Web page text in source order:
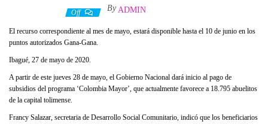
Off By ADMIN
El recurso correspondiente al mes de mayo, estará disponible hasta el 10 de junio en los
puntos autorizados Gana-Gana.
Ibagué, 27 de mayo de 2020.
A partir de este jueves 28 de mayo, el Gobierno Nacional dará inicio al pago de
subsidios del programa ‘Colombia Mayor’, que actualmente favorece a 18.795 abuelitos
de la capital tolimense.
Francy Salazar, secretaria de Desarrollo Social Comunitario, indicó que los beneficiarios